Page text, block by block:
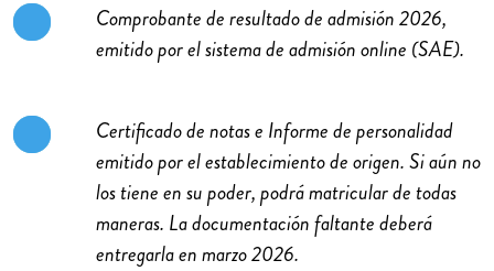
Comprobante de resultado de admisión 2026,
emitido por el sistema de admisión online (SAE).
Certificado de notas e Informe de personalidad
emitido por el establecimiento de origen. Si aún no
los tiene en su poder, podrá matricular de todas
maneras. La documentación faltante deberá
entregarla en marzo 2026.